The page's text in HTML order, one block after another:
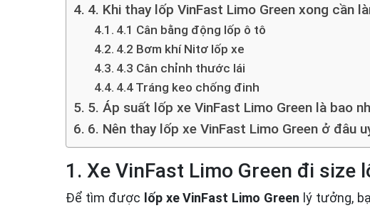
4. Khi thay lốp VinFast Limo Green xong cần
4.1 Cân bằng động lốp ô tô
4.2 Bơm khí Nitơ lốp xe
4.3 Cân chỉnh thước lái
4.4 Tráng keo chống đinh
5. Áp suất lốp xe VinFast Limo Green là bao
6. Nên thay lốp xe VinFast Limo Green ở đâu
1. Xe VinFast Limo Green đi size
Để tìm được lốp xe VinFast Limo Green lý tưởng,